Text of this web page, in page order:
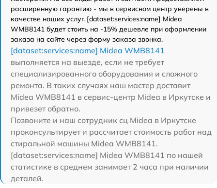
расширенную гарантию - мы в сервисном центр уверены в
качестве наших услуг. [dataset:services:name] Midea
WMB8141 будет стоить на -15% дешевле при оформлении
заказа на сайте через форму заказа звонка.
[dataset:services:name] Midea WMB8141
выполняется на выезде, если не требует
специализированного оборудования и сложного
ремонта. В таких случаях наш мастер доставит
Midea WMB8141 в сервис-центр Midea в Иркутске и
привезет обратно.
Позвоните и наш сотрудник сц Midea в Иркутске
проконсультирует и рассчитает стоимость работ над
стиральной машины Midea WMB8141.
[dataset:services:name] Midea WMB8141 по нашей
статистике в среднем занимает 2 часа при наличии
деталей.